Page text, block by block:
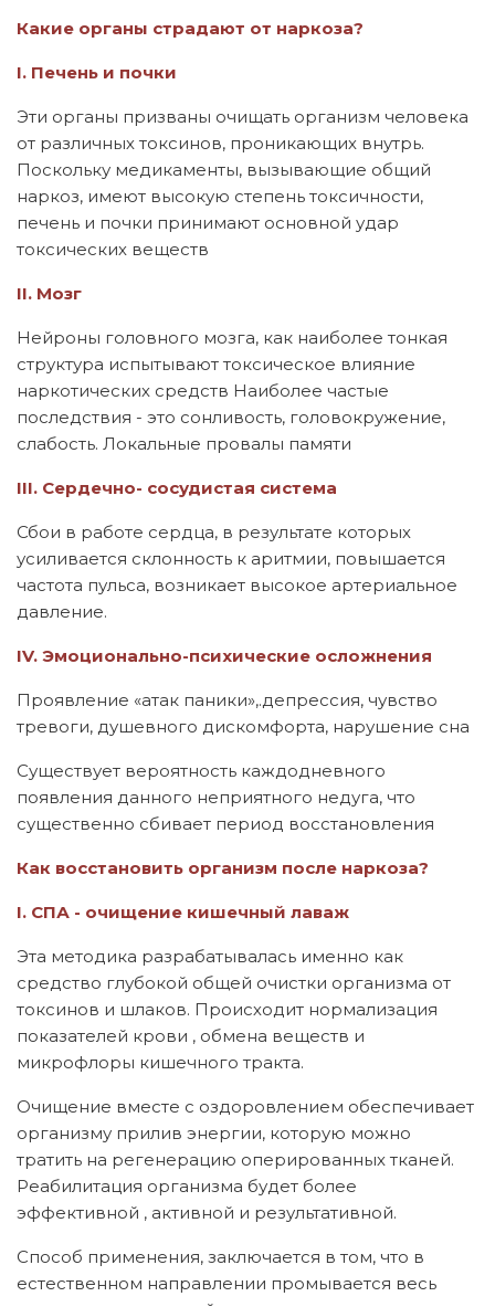
Какие органы страдают от наркоза?
I. Печень и почки
Эти органы призваны очищать организм человека
от различных токсинов, проникающих внутрь.
Поскольку медикаменты, вызывающие общий
наркоз, имеют высокую степень токсичности,
печень и почки принимают основной удар
токсических веществ
II. Мозг
Нейроны головного мозга, как наиболее тонкая
структура испытывают токсическое влияние
наркотических средств Наиболее частые
последствия - это сонливость, головокружение,
слабость. Локальные провалы памяти
III. Сердечно- сосудистая система
Сбои в работе сердца, в результате которых
усиливается склонность к аритмии, повышается
частота пульса, возникает высокое артериальное
давление.
IV. Эмоционально-психические осложнения
Проявление «атак паники»,.депрессия, чувство
тревоги, душевного дискомфорта, нарушение сна
Существует вероятность каждодневного
появления данного неприятного недуга, что
существенно сбивает период восстановления
Как восстановить организм после наркоза?
I. СПА - очищение кишечный лаваж
Эта методика разрабатывалась именно как
средство глубокой общей очистки организма от
токсинов и шлаков. Происходит нормализация
показателей крови , обмена веществ и
микрофлоры кишечного тракта.
Очищение вместе с оздоровлением обеспечивает
организму прилив энергии, которую можно
тратить на регенерацию оперированных тканей.
Реабилитация организма будет более
эффективной , активной и результативной.
Способ применения, заключается в том, что в
естественном направлении промывается весь